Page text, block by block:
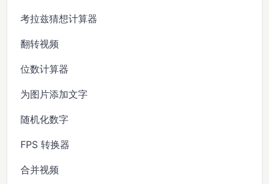
考拉兹猜想计算器
翻转视频
位数计算器
为图片添加文字
随机化数字
FPS 转换器
合并视频